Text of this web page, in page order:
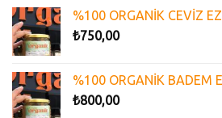
%100 ORGANİK CEVİZ
₺750,00
%100 ORGANİK BADEM
₺800,00